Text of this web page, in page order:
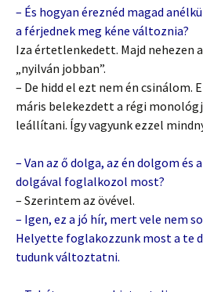
– És hogyan éreznéd magad
a férjednek meg kéne változnia?
Iza értetlenkedett. Majd nehezen
„nyilván jobban”.
– De hidd el ezt nem én csinálom.
máris belekezdett a régi
leállítani. Így vagyunk ezzel
– Van az ő dolga, az én dolgom és
dolgával foglalkozol most?
– Szerintem az övével.
– Igen, ez a jó hír, mert vele nem
Helyette foglakozzunk most a te
tudunk változtatni.